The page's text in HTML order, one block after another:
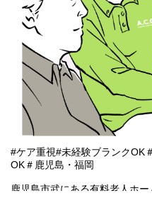
#ケア重視#未経験ブランクOK
OK＃鹿児島・福岡
鹿児島市武にある有料老人ホ